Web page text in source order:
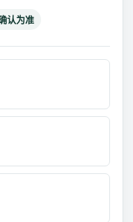
认为准